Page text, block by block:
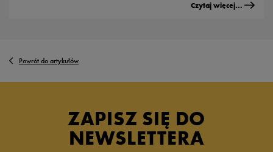
Czytaj więcej...
Powrót do artykułów
ZAPISZ SIĘ DO
NEWSLETTERA